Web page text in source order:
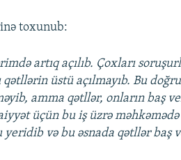
toxunub:
artıq açılıb. Çoxları
üstü açılmayıb. Bu
amma qətllər, onların baş
üçün bu iş üzrə məhkəmədə
və bu əsnada qətllər baş